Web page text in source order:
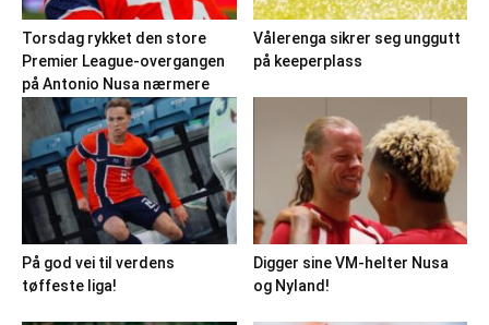
Torsdag rykket den store
Premier League-overgangen
på Antonio Nusa nærmere
Vålerenga sikrer seg unggutt
på keeperplass
På god vei til verdens
tøffeste liga!
Digger sine VM-helter Nusa
og Nyland!